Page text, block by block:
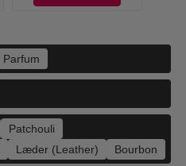
Parfum
Patchouli
Læder (Leather) Bourbon